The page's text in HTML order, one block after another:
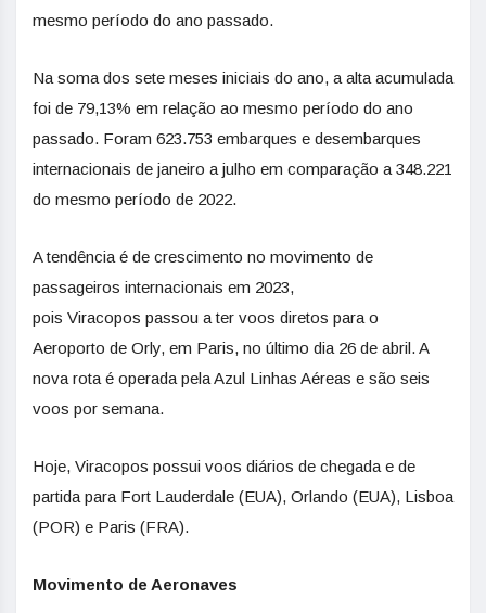
mesmo período do ano passado.
Na soma dos sete meses iniciais do ano, a alta acumulada
foi de 79,13% em relação ao mesmo período do ano
passado. Foram 623.753 embarques e desembarques
internacionais de janeiro a julho em comparação a 348.221
do mesmo período de 2022.
A tendência é de crescimento no movimento de
passageiros internacionais em 2023,
pois Viracopos passou a ter voos diretos para o
Aeroporto de Orly, em Paris, no último dia 26 de abril. A
nova rota é operada pela Azul Linhas Aéreas e são seis
voos por semana.
Hoje, Viracopos possui voos diários de chegada e de
partida para Fort Lauderdale (EUA), Orlando (EUA), Lisboa
(POR) e Paris (FRA).
Movimento de Aeronaves